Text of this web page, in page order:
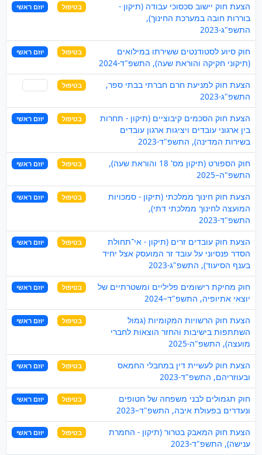
הצעת חוק יישוב סכסוכי עבודה (תיקון -
בוררות חובה במערכת החינוך),
התשפ"ג-2023
בטיפול יוזם ראשי
חוק סיוע לסטודנטים ששירתו במילואים
(תיקוני חקיקה והוראת שעה), התשפ"ד-2024
בטיפול יוזם ראשי
הצעת חוק למניעת חרם חברתי בבתי ספר,
התשפ"ג-2023
בטיפול
הצעת חוק הסכמים קיבוציים (תיקון - תחרות
בין ארגוני עובדים ויציגות ארגון עובדים
בשירות המדינה), התשפ"ד-2023
בטיפול יוזם ראשי
חוק הספורט (תיקון מס' 18 והוראת שעה),
התשפ"ה–2025
בטיפול יוזם ראשי
הצעת חוק חינוך ממלכתי (תיקון - סמכויות
המועצה לחינוך ממלכתי דתי),
התשפ"ד-2023
בטיפול יוזם ראשי
הצעת חוק עובדים זרים (תיקון - אי־תחולת
הסדר פנסיוני על עובד זר המועסק אצל יחיד
בענף הסיעוד), התשפ"ג-2023
בטיפול יוזם ראשי
חוק מחיקת רישומים פליליים ומשטרתיים של
יוצאי אתיופיה, התשפ"ד–2024
בטיפול יוזם ראשי
הצעת חוק הרשויות המקומיות (גמול
השתתפות בישיבות והחזר הוצאות לחברי
מועצה), התשפ"ה-2025
בטיפול יוזם ראשי
הצעת חוק לעשיית דין במחבלי החמאס
ובעוזריהם, התשפ"ד-2023
בטיפול יוזם ראשי
חוק תגמולים לבני משפחה של חטופים
ונעדרים בפעולת איבה, התשפ"ד–2023
בטיפול יוזם ראשי
הצעת חוק המאבק בטרור (תיקון - החמרת
ענישה), התשפ"ד-2023
בטיפול יוזם ראשי